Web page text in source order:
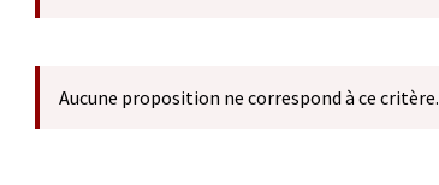
Aucune proposition ne correspond à ce critère.